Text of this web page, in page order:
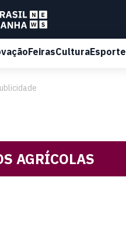
FeirasCulturaEsporte
AGRÍCOLAS